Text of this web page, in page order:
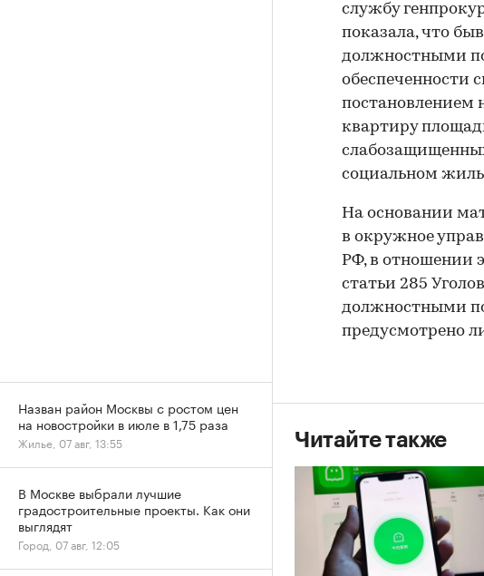
службу
показала, что
должностными
обеспеченности
постановлением
квартиру
социальном
На основании
в окружное
РФ, в отношении
статьи 285
должностными
предусмотрено
Читайте также
Назван район Москвы с ростом цен
на новостройки в июле в 1,75 раза
Жилье, 07 авг, 13:55
В Москве выбрали лучшие
градостроительные проекты. Как они
выглядят
Город, 07 авг, 12:05